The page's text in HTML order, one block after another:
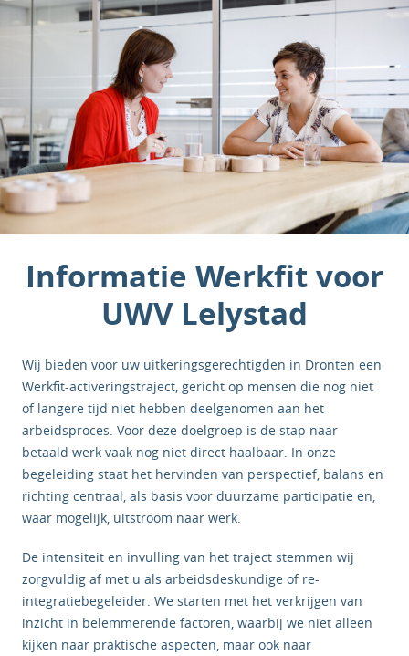
Informatie Werkfit voor
UWV Lelystad
Wij bieden voor uw uitkeringsgerechtigden in Dronten een
Werkfit-activeringstraject, gericht op mensen die nog niet
of langere tijd niet hebben deelgenomen aan het
arbeidsproces. Voor deze doelgroep is de stap naar
betaald werk vaak nog niet direct haalbaar. In onze
begeleiding staat het hervinden van perspectief, balans en
richting centraal, als basis voor duurzame participatie en,
waar mogelijk, uitstroom naar werk.
De intensiteit en invulling van het traject stemmen wij
zorgvuldig af met u als arbeidsdeskundige of re-
integratiebegeleider. We starten met het verkrijgen van
inzicht in belemmerende factoren, waarbij we niet alleen
kijken naar praktische aspecten, maar ook naar